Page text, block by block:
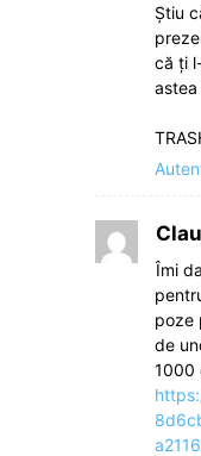
Știu
că ți
Îmi
poze
de
1000